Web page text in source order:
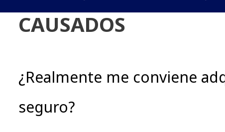
CAUSADOS
¿Realmente me conviene
seguro?